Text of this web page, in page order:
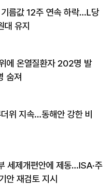
름값 12주 연속 하락…L당
유지
에 온열질환자 202명 발
숨져
위 지속…동해안 강한 비
세제개편안에 제동…ISA·주
안 재검토 지시